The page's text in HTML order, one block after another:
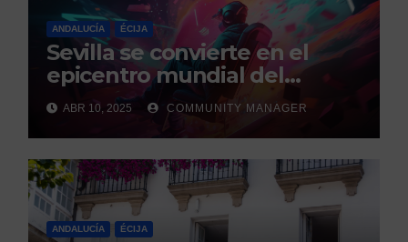
ANDALUCÍA ÉCIJA
Sevilla se convierte en el
epicentro mundial del
gaming con la celebración de
los GEM Awards.
ABR 10, 2025 COMMUNITY MANAGER
ANDALUCÍA ÉCIJA